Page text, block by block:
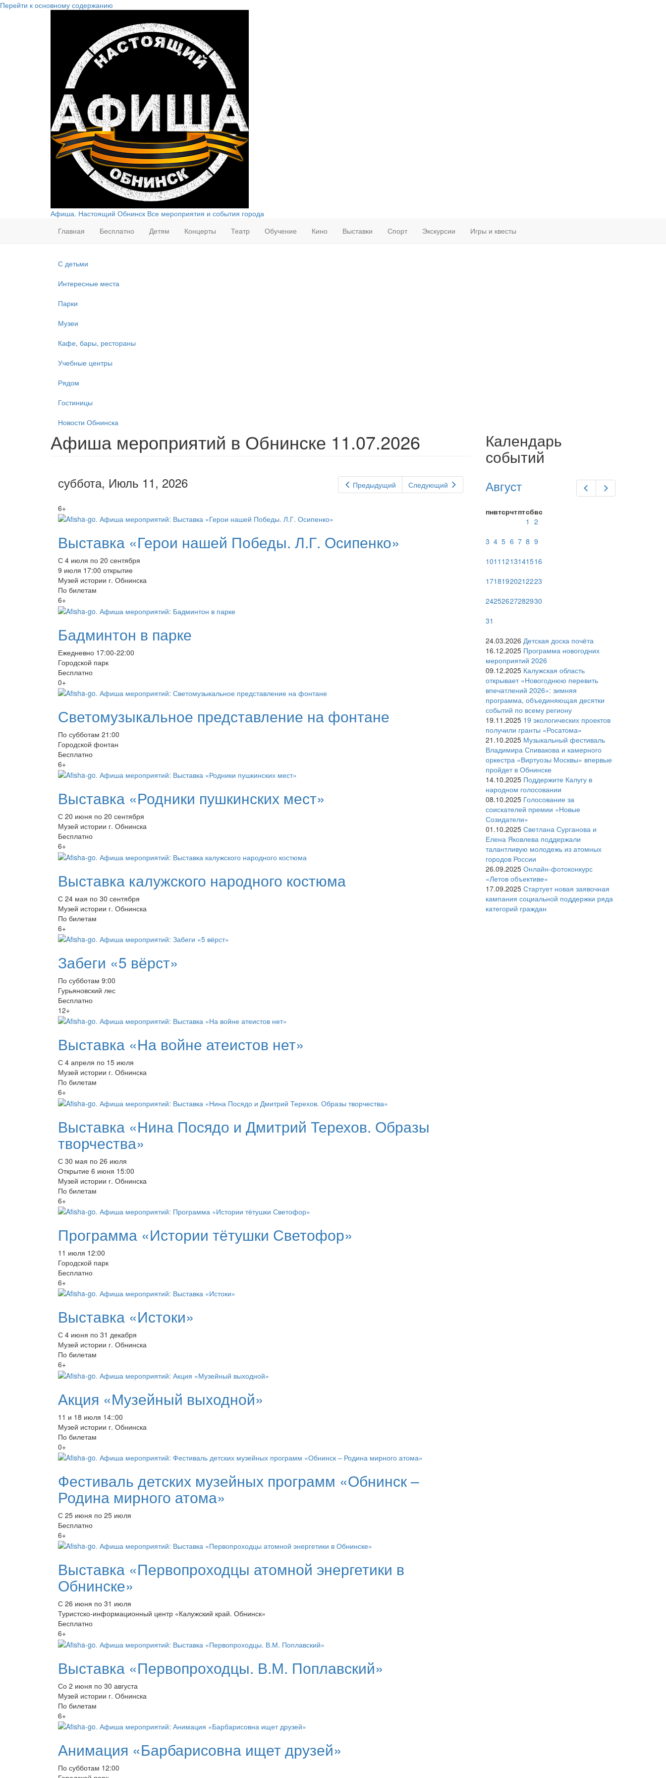
Перейти к основному содержанию
Афиша. Настоящий Обнинск Все мероприятия и события города
Главная
Бесплатно Детям Концерты Театр Обучение Кино Выставки Спорт Экскурсии Игры и квесты
С детьми
Интересные места
Парки
Музеи
Кафе, бары, рестораны
Учебные центры
Рядом
Гостиницы
Новости Обнинска
Афиша мероприятий в Обнинске 11.07.2026
Предыдущий Следующий
суббота, Июль 11, 2026
6+
Выставка «Герои нашей Победы. Л.Г. Осипенко»
С 4 июля по 20 сентября
9 июля 17:00 открытие
Музей истории г. Обнинска
По билетам
6+
Бадминтон в парке
Ежедневно 17:00-22:00
Городской парк
Бесплатно
0+
Светомузыкальное представление на фонтане
По субботам 21:00
Городской фонтан
Бесплатно
6+
Выставка «Родники пушкинских мест»
С 20 июня по 20 сентября
Музей истории г. Обнинска
Бесплатно
6+
Выставка калужского народного костюма
С 24 мая по 30 сентября
Музей истории г. Обнинска
По билетам
6+
Забеги «5 вёрст»
По субботам 9:00
Гурьяновский лес
Бесплатно
12+
Выставка «На войне атеистов нет»
С 4 апреля по 15 июля
Музей истории г. Обнинска
По билетам
6+
Выставка «Нина Посядо и Дмитрий Терехов. Образы
творчества»
С 30 мая по 26 июля
Открытие 6 июня 15:00
Музей истории г. Обнинска
По билетам
6+
Программа «Истории тётушки Светофор»
11 июля 12:00
Городской парк
Бесплатно
6+
Выставка «Истоки»
С 4 июня по 31 декабря
Музей истории г. Обнинска
По билетам
6+
Акция «Музейный выходной»
11 и 18 июля 14::00
Музей истории г. Обнинска
По билетам
0+
Фестиваль детских музейных программ «Обнинск –
Родина мирного атома»
С 25 июня по 25 июля
Бесплатно
6+
Выставка «Первопроходцы атомной энергетики в
Обнинске»
С 26 июня по 31 июля
Туристско-информационный центр «Калужский край. Обнинск»
Бесплатно
6+
Выставка «Первопроходцы. В.М. Поплавский»
Со 2 июня по 30 августа
Музей истории г. Обнинска
По билетам
6+
Анимация «Барбарисовна ищет друзей»
По субботам 12:00
Календарь
событий
Предыдущий
Август
пнвтсрчтптсбвс
1 2
3 4 5 6 7 8 9
1011 1213141516
17181920212223
24252627282930
31
24.03.2026 Детская доска почёта
16.12.2025 Программа новогодних
мероприятий 2026
09.12.2025 Калужская область
открывает «Новогоднюю перевить
впечатлений 2026»: зимняя
программа, объединяющая десятки
событий по всему региону
19.11.2025 19 экологических проектов
получили гранты «Росатома»
21.10.2025 Музыкальный фестиваль
Владимира Спивакова и камерного
оркестра «Виртуозы Москвы» впервые
пройдет в Обнинске
14.10.2025 Поддержите Калугу в
народном голосовании
08.10.2025 Голосование за
соискателей премии «Новые
Созидатели»
01.10.2025 Светлана Сурганова и
Елена Яковлева поддержали
талантливую молодежь из атомных
городов России
26.09.2025 Онлайн-фотоконкурс
«Летов объективе»
17.09.2025 Стартует новая заявочная
кампания социальной поддержки ряда
категорий граждан